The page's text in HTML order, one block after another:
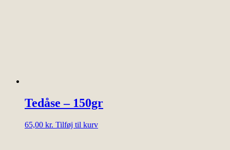
Tedåse – 150gr
65,00 kr. Tilføj til kurv